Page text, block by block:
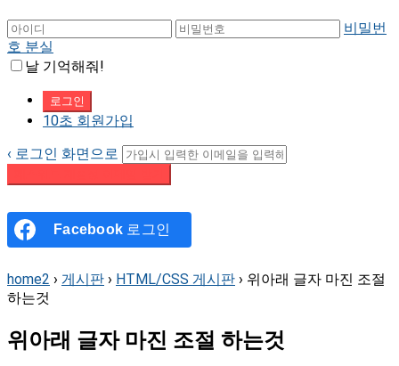
비밀번
호 분실
날 기억해줘!
10초 회원가입
‹ 로그인 화면으로
Facebook 로그인
home2 › 게시판 › HTML/CSS 게시판 › 위아래 글자 마진 조절
하는것
위아래 글자 마진 조절 하는것